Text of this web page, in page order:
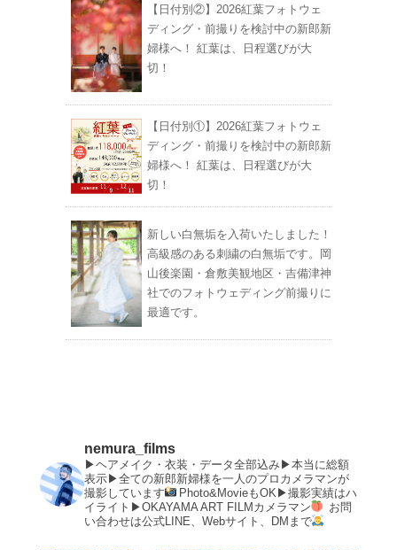
【日付別②】2026紅葉フォトウェ
ディング・前撮りを検討中の新郎新
婦様へ！ 紅葉は、日程選びが大
切！
【日付別①】2026紅葉フォトウェ
ディング・前撮りを検討中の新郎新
婦様へ！ 紅葉は、日程選びが大
切！
新しい白無垢を入荷いたしました！
高級感のある刺繍の白無垢です。岡
山後楽園・倉敷美観地区・吉備津神
社でのフォトウェディング前撮りに
最適です。
nemura_films
▶︎ヘアメイク・衣装・データ全部込み▶︎本当に総額
表示▶︎全ての新郎新婦様を一人のプロカメラマンが
撮影しています
Photo&MovieもOK▶︎撮影実績はハ
イライト▶︎OKAYAMA ART FILMカメラマン
お問
い合わせは公式LINE、Webサイト、DMまで